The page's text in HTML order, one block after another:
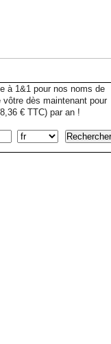
à 1&1 pour nos noms de
dès maintenant pour
€ TTC) par an !